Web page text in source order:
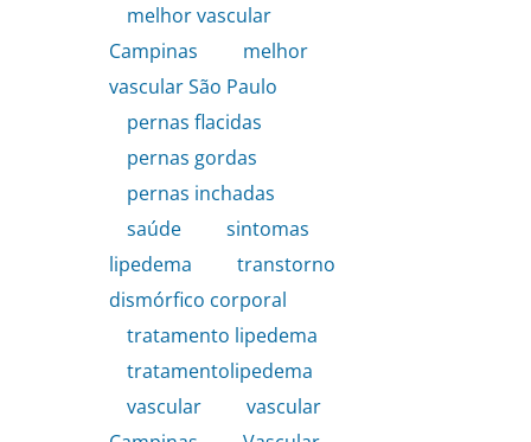
melhor vascular
Campinas
melhor
vascular São Paulo
pernas flacidas
pernas gordas
pernas inchadas
saúde
sintomas
lipedema
transtorno
dismórfico corporal
tratamento lipedema
tratamentolipedema
vascular
vascular